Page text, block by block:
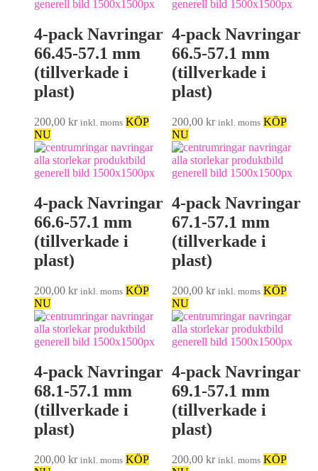
4-pack Navringar
66.45-57.1 mm
(tillverkade i
plast)
200,00 kr inkl. moms KÖP
NU
4-pack Navringar
66.5-57.1 mm
(tillverkade i
plast)
200,00kr inkl. moms KÖP
NU
4-pack Navringar
66.6-57.1 mm
(tillverkade i
plast)
200,00 kr inkl. moms KÖP
NU
4-pack Navringar
67.1-57.1 mm
(tillverkade i
plast)
200,00kr inkl. moms KÖP
NU
4-pack Navringar
68.1-57.1 mm
(tillverkade i
plast)
200,00 kr inkl. moms KÖP
4-pack Navringar
69.1-57.1 mm
(tillverkade i
plast)
200,00kr inkl. moms KÖP